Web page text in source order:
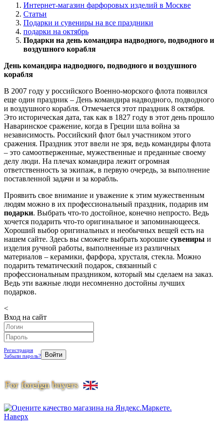
Интернет-магазин фарфоровых изделий в Москве
Статьи
Подарки и сувениры на все праздники
подарки на октябрь
Подарки на день командира надводного, подводного и
воздушного корабля
День командира надводного, подводного и воздушного
корабля
В 2007 году у российского Военно-морского флота появился
еще один праздник – День командира надводного, подводного
и воздушного корабля. Отмечается этот праздник 8 октября.
Это историческая дата, так как в 1827 году в этот день прошло
Наваринское сражение, когда в Греции шла война за
независимость. Российский флот был участником этого
сражения. Праздник этот ввели не зря, ведь командиры флота
– это самоотверженные, мужественные и преданные своему
делу люди. На плечах командира лежит огромная
ответственность за экипаж, в первую очередь, за выполнение
поставленной задачи и за корабль.
Проявить свое внимание и уважение к этим мужественным
людям можно в их профессиональный праздник, подарив им
подарки. Выбрать что-то достойное, конечно непросто. Ведь
хочется подарить что-то оригинальное и запоминающееся.
Хороший выбор оригинальных и необычных вещей есть на
нашем сайте. Здесь вы сможете выбрать хорошие сувениры и
изделия ручной работы, выполненные из различных
материалов – керамики, фарфора, хрусталя, стекла. Можно
подарить тематический подарок, связанный с
профессиональным праздником, который мы сделаем на заказ.
Ведь эти важные люди несомненно достойны лучших
подарков.
<
Вход на сайт
Регистрация
Забыли пароль?
Наверх